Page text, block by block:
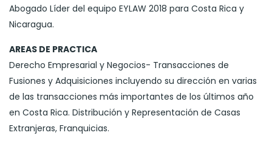
Abogado Líder del equipo EYLAW 2018 para Costa Rica y
Nicaragua.
AREAS DE PRACTICA
Derecho Empresarial y Negocios- Transacciones de
Fusiones y Adquisiciones incluyendo su dirección en varias
de las transacciones más importantes de los últimos año
en Costa Rica. Distribución y Representación de Casas
Extranjeras, Franquicias.